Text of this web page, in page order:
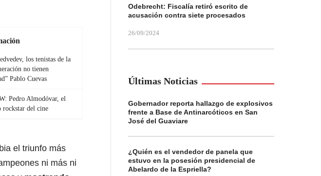
los tenistas de la
no tienen
Pablo Cuevas
Pedro Almodóvar, el
rockstar del cine
el triunfo más
ni más ni
Odebrecht: Fiscalía retiró escrito de
acusación contra siete procesados
26/09/2024
Últimas Noticias
Gobernador reporta hallazgo de explosivos
frente a Base de Antinarcóticos en San
José del Guaviare
¿Quién es el vendedor de panela que
estuvo en la posesión presidencial de
Abelardo de la Espriella?